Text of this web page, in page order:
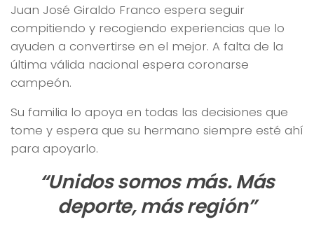
Juan José Giraldo Franco espera seguir
compitiendo y recogiendo experiencias que lo
ayuden a convertirse en el mejor. A falta de la
última válida nacional espera coronarse
campeón.
Su familia lo apoya en todas las decisiones que
tome y espera que su hermano siempre esté ahí
para apoyarlo.
“Unidos somos más. Más
deporte, más región”